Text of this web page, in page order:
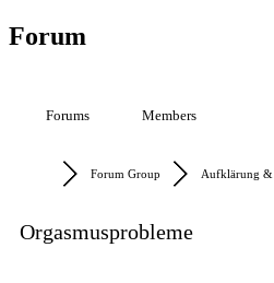
Forum
Forums Members
Forum Group Aufklärung &
Orgasmusprobleme